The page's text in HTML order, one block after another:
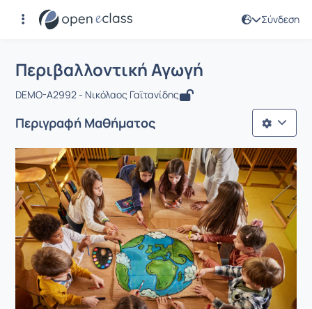
Σύνδεση
Αρχική Σελίδα
Μάθημα : Περιβαλλοντική Αγωγή
Περιβαλλοντική Αγωγή
DEMO-A2992 - Νικόλαος Γαϊτανίδης
Περιγραφή Μαθήματος